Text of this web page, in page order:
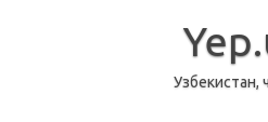
Узбекистан,